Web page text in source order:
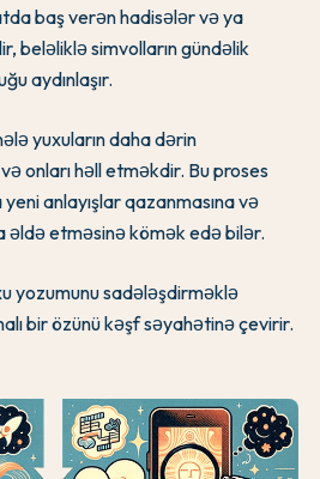
baş verən hadisələr və ya
beləliklə simvolların gündəlik
aydınlaşır.
yuxuların daha dərin
onları həll etməkdir. Bu proses
yeni anlayışlar qazanmasına və
əldə etməsinə kömək edə bilər.
yozumunu sadələşdirməklə
bir özünü kəşf səyahətinə çevirir.